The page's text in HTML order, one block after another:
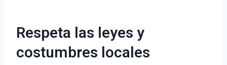
Respeta las leyes y
costumbres locales